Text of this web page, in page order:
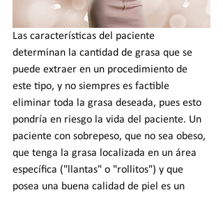
Las características del paciente
determinan la cantidad de grasa que se
puede extraer en un procedimiento de
este tipo, y no siempres es factible
eliminar toda la grasa deseada, pues esto
pondría en riesgo la vida del paciente. Un
paciente con sobrepeso, que no sea obeso,
que tenga la grasa localizada en un área
específica ("llantas" o "rollitos") y que
posea una buena calidad de piel es un